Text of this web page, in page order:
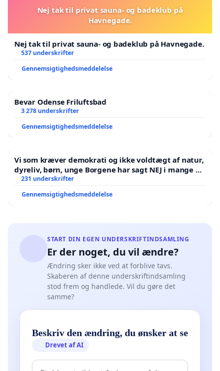
Nej tak til privat sauna- og badeklub på
Havnegade.
Nej tak til privat sauna- og badeklub på Havnegade.
537 underskrifter
Gennemsigtighedsmeddelelse
Bevar Odense Friluftsbad
3 278 underskrifter
Gennemsigtighedsmeddelelse
Vi som kræver demokrati og ikke voldtægt af natur,
dyreliv, børn, unge Borgene har sagt NEJ i mange år.
Der er
231 underskrifter
Gennemsigtighedsmeddelelse
START DIN EGEN UNDERSKRIFTINDSAMLING
Er der noget, du vil ændre?
Ændring sker ikke ved at forblive tavs.
Skaberen af denne underskriftindsamling
stod frem og handlede. Vil du gøre det
samme?
Beskriv den ændring, du ønsker at se
Drevet af AI